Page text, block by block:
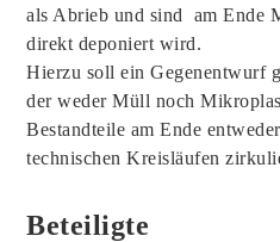
als Abrieb und sind am Ende
direkt deponiert wird.
Hierzu soll ein Gegenentwurf
der weder Müll noch
Bestandteile am Ende
technischen Kreisläufen
Beteiligte